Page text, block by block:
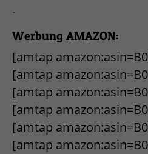
.
Werbung AMAZON:
[amtap
[amtap
[amtap
[amtap
[amtap
[amtap